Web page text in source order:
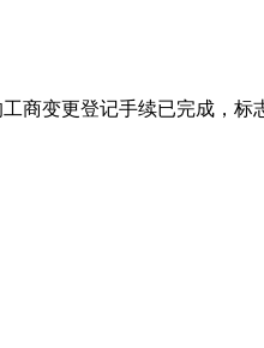
商变更登记手续已完成，